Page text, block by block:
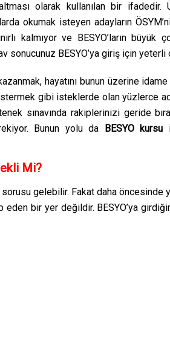
olarak kullanılan bir ifadedir.
okumak isteyen adayların
kalmıyor ve BESYO’ların büyük
sonucunuz BESYO’ya giriş için yeterli
hayatını bunun üzerine
gibi isteklerde olan yüzlerce
sınavında rakiplerinizi geride
Bunun yolu da BESYO kursu
Mi?
gelebilir. Fakat daha öncesinde
bir yer değildir. BESYO’ya